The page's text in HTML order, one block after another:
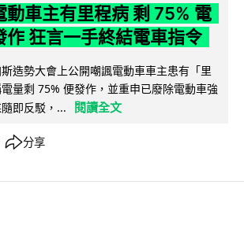
動車主有里程病 剩 75% 電
作 狂言一手終結電車指令
造勢大會上公開嘲諷電動車車主患有「里
量剩 75% 便發作，並重申已廢除電動車強
即反駁，...
閱讀全文
分享